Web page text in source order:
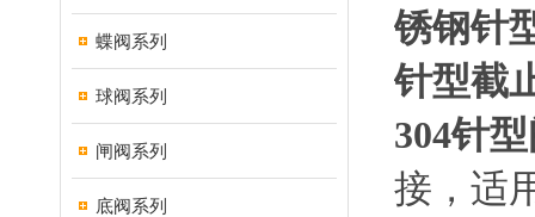
蝶阀系列
球阀系列
闸阀系列
底阀系列
锈钢针
针型截
304针
接，适